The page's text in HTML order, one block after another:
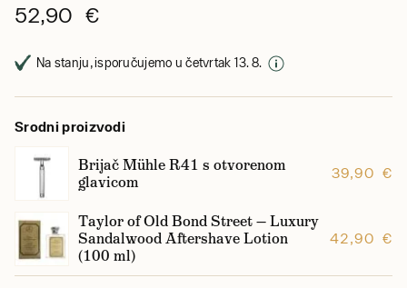
52,90 €
Na stanju, isporučujemo u četvrtak 13. 8.
Srodni proizvodi
Brijač Mühle R41 s otvorenom
glavicom
39,90 €
Taylor of Old Bond Street — Luxury
Sandalwood Aftershave Lotion
(100 ml)
42,90 €